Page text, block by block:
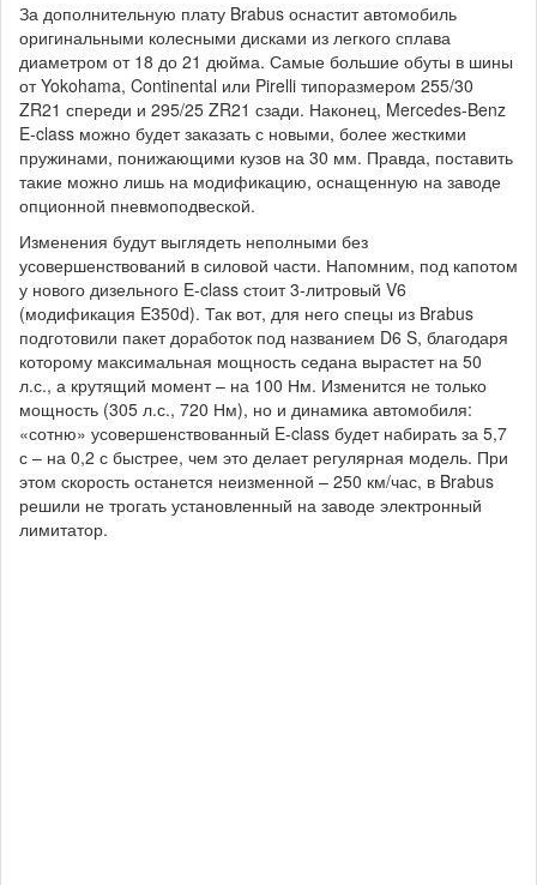
За дополнительную плату Brabus оснастит автомобиль
оригинальными колесными дисками из легкого сплава
диаметром от 18 до 21 дюйма. Самые большие обуты в шины
от Yokohama, Continental или Pirelli типоразмером 255/30
ZR21 спереди и 295/25 ZR21 сзади. Наконец, Mercedes-Benz
E-class можно будет заказать с новыми, более жесткими
пружинами, понижающими кузов на 30 мм. Правда, поставить
такие можно лишь на модификацию, оснащенную на заводе
опционной пневмоподвеской.
Изменения будут выглядеть неполными без
усовершенствований в силовой части. Напомним, под капотом
у нового дизельного E-class стоит 3-литровый V6
(модификация E350d). Так вот, для него спецы из Brabus
подготовили пакет доработок под названием D6 S, благодаря
которому максимальная мощность седана вырастет на 50
л.с., а крутящий момент – на 100 Нм. Изменится не только
мощность (305 л.с., 720 Нм), но и динамика автомобиля:
«сотню» усовершенствованный E-class будет набирать за 5,7
с – на 0,2 с быстрее, чем это делает регулярная модель. При
этом скорость останется неизменной – 250 км/час, в Brabus
решили не трогать установленный на заводе электронный
лимитатор.